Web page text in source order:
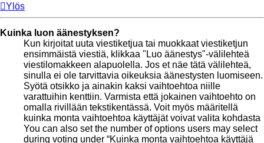
Ylös
Kuinka luon äänestyksen?
Kun kirjoitat uuta viestiketjua tai muokkaat viestiketjun
ensimmäistä viestiä, klikkaa "Luo äänestys"-välilehteä
viestilomakkeen alapuolella. Jos et näe tätä välilehteä,
sinulla ei ole tarvittavia oikeuksia äänestysten luomiseen.
Syötä otsikko ja ainakin kaksi vaihtoehtoa niille
varattuihin kenttiin. Varmista että jokainen vaihtoehto on
omalla rivillään tekstikentässä. Voit myös määritellä
kuinka monta vaihtoehtoa käyttäjät voivat valita kohdasta
You can also set the number of options users may select
during voting under “Kuinka monta vaihtoehtoa käyttäjä